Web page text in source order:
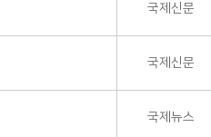
국제신문
국제신문
국제뉴스